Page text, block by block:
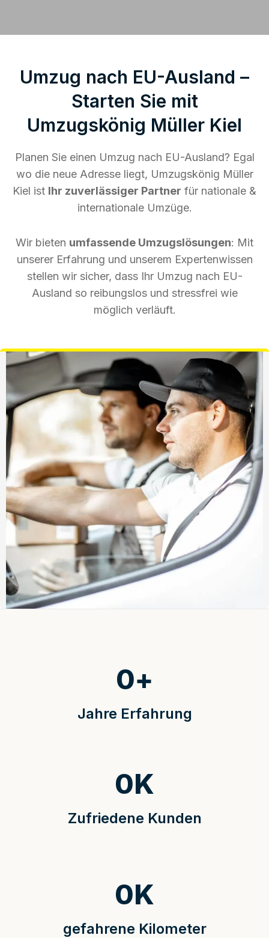
Umzug nach EU-Ausland –
Starten Sie mit
Umzugskönig Müller Kiel
Planen Sie einen Umzug nach EU-Ausland? Egal
wo die neue Adresse liegt, Umzugskönig Müller
Kiel ist Ihr zuverlässiger Partner für nationale &
internationale Umzüge.
Wir bieten umfassende Umzugslösungen: Mit
unserer Erfahrung und unserem Expertenwissen
stellen wir sicher, dass Ihr Umzug nach EU-
Ausland so reibungslos und stressfrei wie
möglich verläuft.
Jahre Erfahrung
0+
Zufriedene Kunden
0K
gefahrene Kilometer
0K